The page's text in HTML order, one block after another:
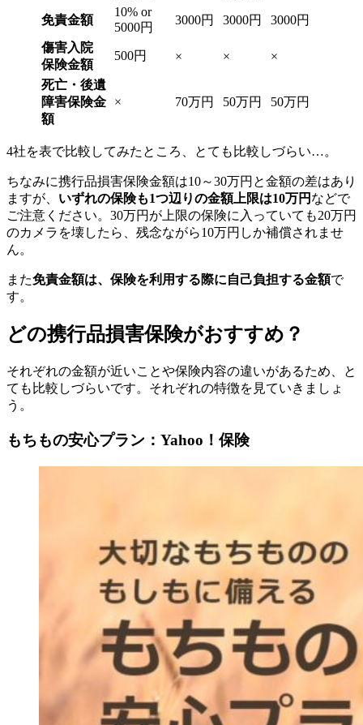
免責金額
10% or
5000円
3000円 3000円
3000円
傷害入院
保険金額
500円 × × ×
死亡・後遺
障害保険金
額
× 70万円 50万円 50万円
4社を表で比較してみたところ、とても比較しづらい…。
ちなみに携行品損害保険金額は10～30万円と金額の差はあり
ますが、 いずれの保険も1つ辺りの金額上限は10万円 などで
ご注意ください。30万円が上限の保険に入っていても20万円
のカメラを壊したら、残念ながら10万円しか補償されませ
ん。
また免責金額は、保険を利用する際に自己負担する金額で
す。
どの携行品損害保険がおすすめ？
それぞれの金額が近いことや保険内容の違いがあるため、と
ても比較しづらいです。それぞれの特徴を見ていきましょ
う。
もちもの安心プラン：Yahoo！保険